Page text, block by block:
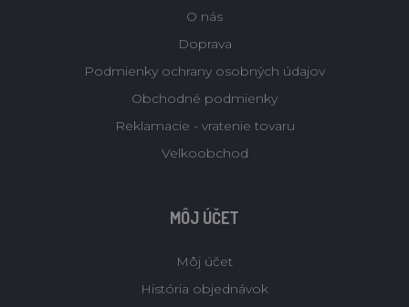
O nás
Doprava
Podmienky ochrany osobných údajov
Obchodné podmienky
Reklamacie - vratenie tovaru
Velkoobchod
MÔJ ÚČET
Môj účet
História objednávok